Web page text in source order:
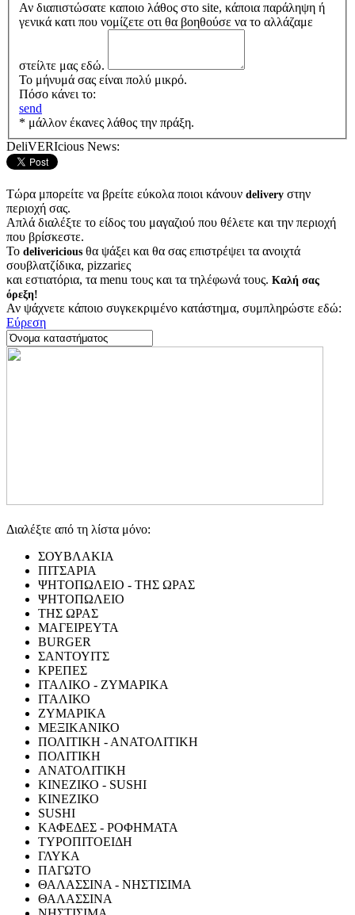
Αν διαπιστώσατε καποιο λάθος στο site, κάποια παράληψη ή
γενικά κατι που νομίζετε οτι θα βοηθούσε να το αλλάζαμε
στείλτε μας εδώ.
Το μήνυμά σας είναι πολύ μικρό.
Πόσο κάνει το:
send
* μάλλον έκανες λάθος την πράξη.
DeliVERIcious News:
Τώρα μπορείτε να βρείτε εύκολα ποιοι κάνουν delivery στην
περιοχή σας.
Απλά διαλέξτε το είδος του μαγαζιού που θέλετε και την περιοχή
που βρίσκεστε.
Το delivericious θα ψάξει και θα σας επιστρέψει τα ανοιχτά
σουβλατζίδικα, pizzariες
και εστιατόρια, τα menu τους και τα τηλέφωνά τους. Καλή σας
όρεξη!
Αν ψάχνετε κάποιο συγκεκριμένο κατάστημα, συμπληρώστε εδώ:
Εύρεση
Διαλέξτε από τη λίστα μόνο:
ΣΟΥΒΛΑΚΙΑ
ΠΙΤΣΑΡΙΑ
ΨΗΤΟΠΩΛΕΙΟ - ΤΗΣ ΩΡΑΣ
ΨΗΤΟΠΩΛΕΙΟ
ΤΗΣ ΩΡΑΣ
ΜΑΓΕΙΡΕΥΤΑ
BURGER
ΣΑΝΤΟΥΙΤΣ
ΚΡΕΠΕΣ
ΙΤΑΛΙΚΟ - ΖΥΜΑΡΙΚΑ
ΙΤΑΛΙΚΟ
ΖΥΜΑΡΙΚΑ
ΜΕΞΙΚΑΝΙΚΟ
ΠΟΛΙΤΙΚΗ - ΑΝΑΤΟΛΙΤΙΚΗ
ΠΟΛΙΤΙΚΗ
ΑΝΑΤΟΛΙΤΙΚΗ
ΚΙΝΕΖΙΚΟ - SUSHI
ΚΙΝΕΖΙΚΟ
SUSHI
ΚΑΦΕΔΕΣ - ΡΟΦΗΜΑΤΑ
ΤΥΡΟΠΙΤΟΕΙΔΗ
ΓΛΥΚΑ
ΠΑΓΩΤΟ
ΘΑΛΑΣΣΙΝΑ - ΝΗΣΤΙΣΙΜΑ
ΘΑΛΑΣΣΙΝΑ